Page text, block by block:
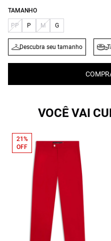
TAMANHO
PP P M G
Descubra seu tamanho
VOCÊ VAI
21%
OFF